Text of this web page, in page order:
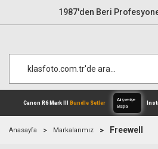
1987'den Beri
Anasayfa Markalarımız Freewell